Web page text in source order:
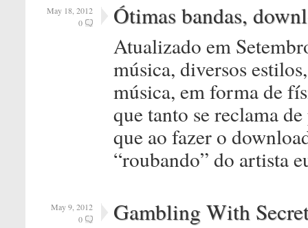
May 18, 2012
0
Ótimas bandas,
Atualizado em
música, diversos
música, em forma de
que tanto se reclama
que ao fazer o
“roubando” do artista
May 9, 2012
0
Gambling With